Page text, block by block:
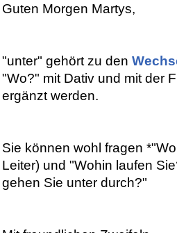
Guten Morgen Martys,
"unter" gehört zu den
"Wo?" mit Dativ und mit der
ergänzt werden.
Sie können wohl fragen
Leiter) und "Wohin laufen
gehen Sie unter durch?"